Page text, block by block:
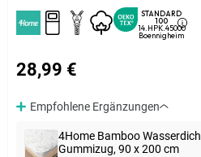
STANDARD
100
14.HPK.45000
Boennigheim
28,99 €
Empfohlene Ergänzungen
4Home Bamboo
Gummizug, 90 x 200 cm